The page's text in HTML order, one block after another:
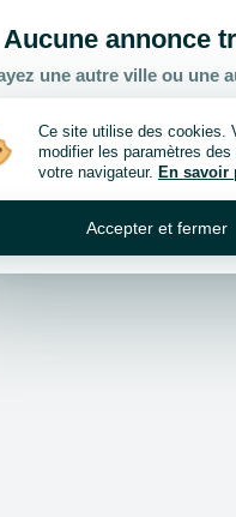
Aucune annonce
une autre ville ou une
Choisir une autre ville ou
Ce site utilise des cookies.
modifier les paramètres
votre navigateur. En savoir
Accepter et fermer